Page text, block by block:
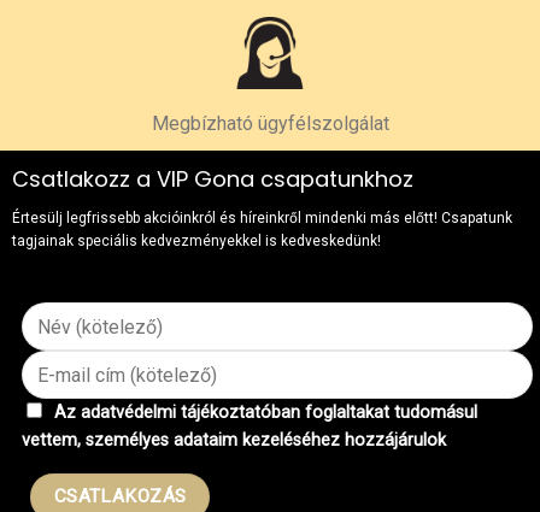
Megbízható ügyfélszolgálat
Csatlakozz a VIP Gona csapatunkhoz
Értesülj legfrissebb akcióinkról és híreinkről mindenki más előtt! Csapatunk
tagjainak speciális kedvezményekkel is kedveskedünk!
Az adatvédelmi tájékoztatóban foglaltakat tudomásul
vettem, személyes adataim kezeléséhez hozzájárulok